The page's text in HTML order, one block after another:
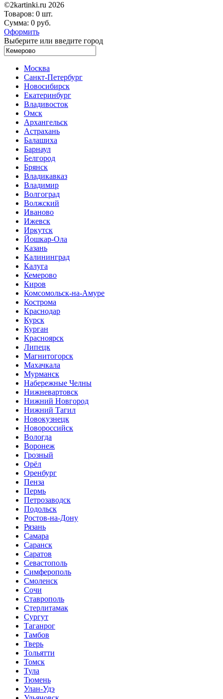
©2kartinki.ru 2026
Товаров: 0 шт.
Сумма: 0 руб.
Оформить
Выберите или введите город
Москва
Санкт-Петербург
Новосибирск
Екатеринбург
Владивосток
Омск
Архангельск
Астрахань
Балашиха
Барнаул
Белгород
Брянск
Владикавказ
Владимир
Волгоград
Волжский
Иваново
Ижевск
Иркутск
Йошкар-Ола
Казань
Калининград
Калуга
Кемерово
Киров
Комсомольск-на-Амуре
Кострома
Краснодар
Курск
Курган
Красноярск
Липецк
Магнитогорск
Махачкала
Мурманск
Набережные Челны
Нижневартовск
Нижний Новгород
Нижний Тагил
Новокузнецк
Новороссийск
Вологда
Воронеж
Грозный
Орёл
Оренбург
Пенза
Пермь
Петрозаводск
Подольск
Ростов-на-Дону
Рязань
Самара
Саранск
Саратов
Севастополь
Симферополь
Смоленск
Сочи
Ставрополь
Стерлитамак
Сургут
Таганрог
Тамбов
Тверь
Тольятти
Томск
Тула
Тюмень
Улан-Удэ